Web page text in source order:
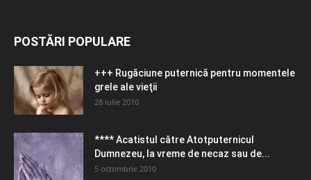
POSTĂRI POPULARE
+++ Rugăciune puternică pentru momentele
grele ale vieţii
28 iulie 2010
**** Acatistul către Atotputernicul
Dumnezeu, la vreme de necaz sau de...
5 octombrie 2010